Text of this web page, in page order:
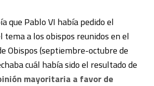
que Pablo VI había pedido el
tema a los obispos reunidos en el
Obispos (septiembre-octubre de
cuál había sido el resultado de
mayoritaria a favor de